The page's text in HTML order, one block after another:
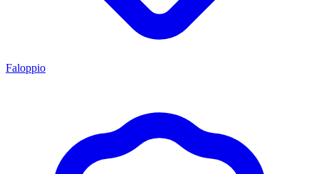
Faloppio